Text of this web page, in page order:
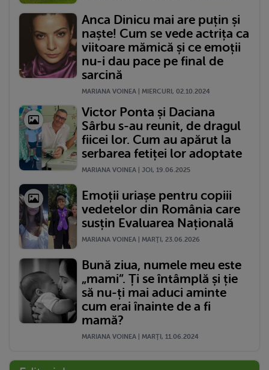
Anca Dinicu mai are puțin și
naște! Cum se vede actrița ca
viitoare mămică și ce emoții
nu-i dau pace pe final de
sarcină
MARIANA VOINEA | MIERCURI, 02.10.2024
Victor Ponta și Daciana
Sârbu s-au reunit, de dragul
fiicei lor. Cum au apărut la
serbarea fetiței lor adoptate
MARIANA VOINEA | JOI, 19.06.2025
Emoții uriașe pentru copiii
vedetelor din România care
susțin Evaluarea Națională
MARIANA VOINEA | MARŢI, 23.06.2026
Bună ziua, numele meu este
„mami”. Ți se întâmplă și ție
să nu-ți mai aduci aminte
cum erai înainte de a fi
mamă?
MARIANA VOINEA | MARŢI, 11.06.2024